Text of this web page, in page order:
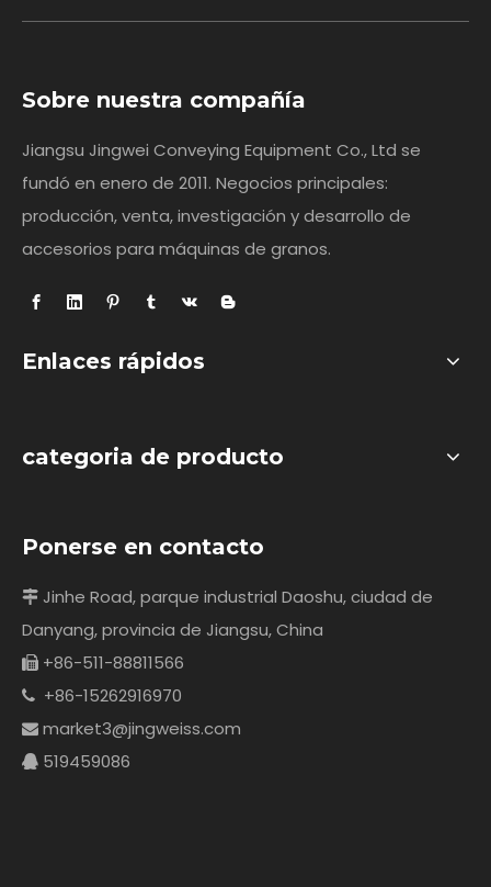
Sobre nuestra compañía
Jiangsu Jingwei Conveying Equipment Co., Ltd se
fundó en enero de 2011. Negocios principales:
producción, venta, investigación y desarrollo de
accesorios para máquinas de granos.
Enlaces rápidos
categoria de producto
Ponerse en contacto
 Jinhe Road, parque industrial Daoshu, ciudad de
Danyang, provincia de Jiangsu, China
 +86-511-88811566
 +86-15262916970
 market3@jingweiss.com
 519459086